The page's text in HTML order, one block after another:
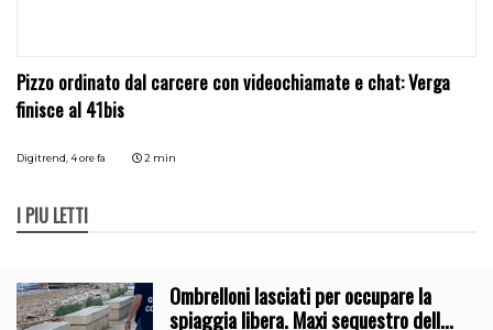
Pizzo ordinato dal carcere con videochiamate e chat: Verga
finisce al 41bis
Digitrend, 4 ore fa 2 min
I PIÙ LETTI
Ombrelloni lasciati per occupare la
spiaggia libera. Maxi sequestro della